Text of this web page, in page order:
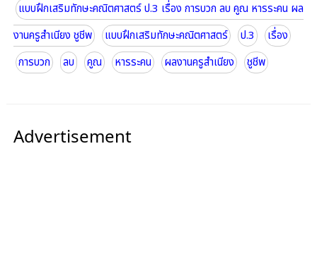
แบบฝึกเสริมทักษะคณิตศาสตร์ ป.3 เรื่อง การบวก ลบ คูณ หารระคน ผล
งานครูสำเนียง ชูชีพ
แบบฝึกเสริมทักษะคณิตศาสตร์ ป.3
เรื่อง
การบวก
ลบ คูณ หารระคน ผลงานครูสำเนียง ชูชีพ
Advertisement